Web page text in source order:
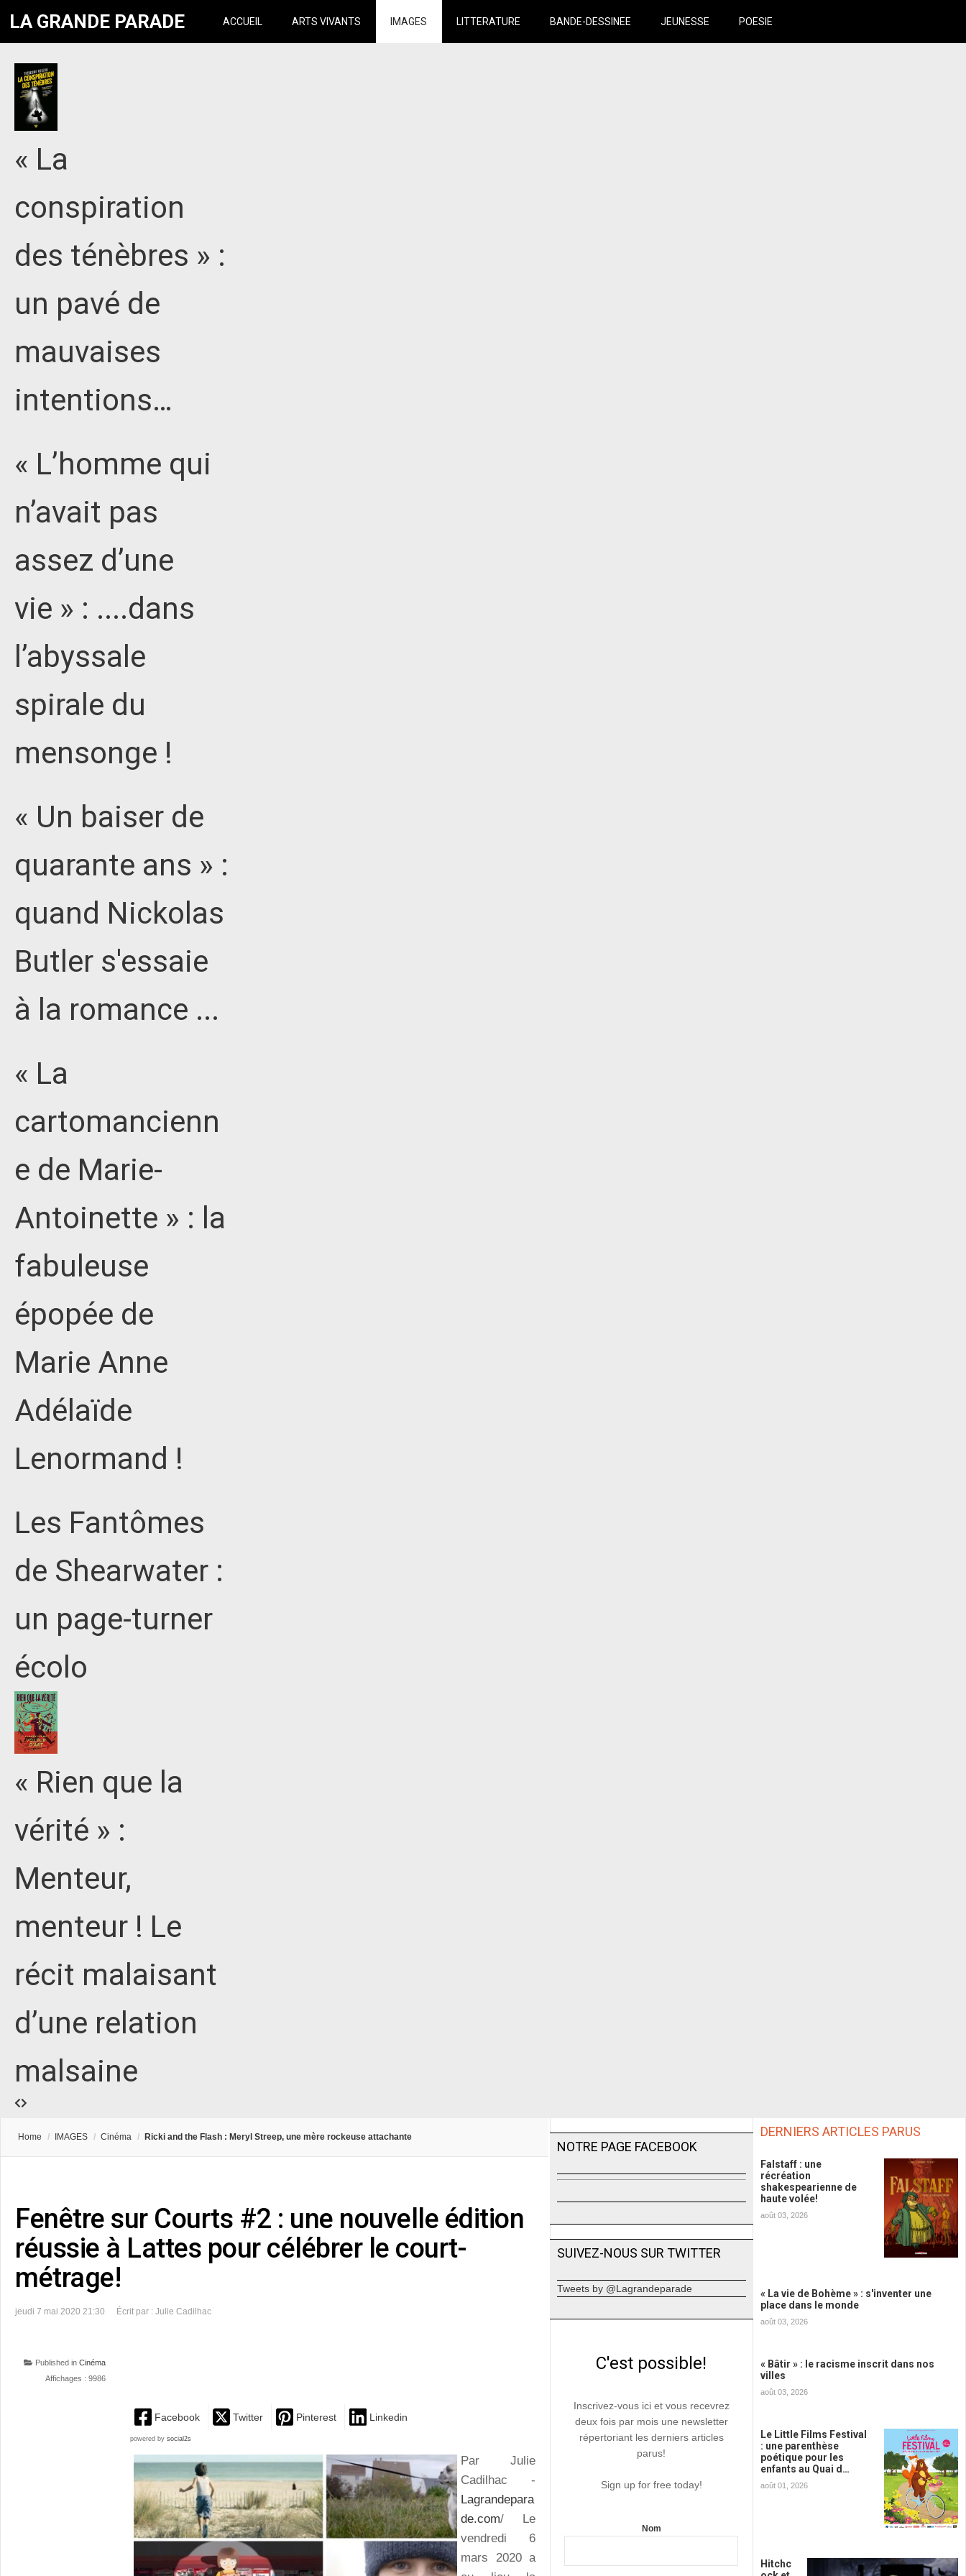
LA GRANDE PARADE ACCUEIL ARTS VIVANTS IMAGES LITTERATURE BANDE-DESSINEE JEUNESSE POESIE
« La
conspiration
des ténèbres » :
un pavé de
mauvaises
intentions…
« L’homme qui
n’avait pas
assez d’une
vie » : ....dans
l’abyssale
spirale du
mensonge !
« Un baiser de
quarante ans » :
quand Nickolas
Butler s'essaie
à la romance ...
« La
cartomancienn
e de Marie-
Antoinette » : la
fabuleuse
épopée de
Marie Anne
Adélaïde
Lenormand !
Les Fantômes
de Shearwater :
un page-turner
écolo
« Rien que la
vérité » :
Menteur,
menteur ! Le
récit malaisant
d’une relation
malsaine
Home / IMAGES / Cinéma / Ricki and the Flash : Meryl Streep, une mère rockeuse attachante
Fenêtre sur Courts #2 : une nouvelle édition
réussie à Lattes pour célébrer le court-
métrage!
jeudi 7 mai 2020 21:30 Écrit par : Julie Cadilhac
Published in Cinéma
Affichages : 9986
Facebook Twitter Pinterest Linkedin
powered by social2s
Par Julie
Cadilhac -
Lagrandepara
de.com/ Le
vendredi 6
mars 2020 a
NOTRE PAGE FACEBOOK
SUIVEZ-NOUS SUR TWITTER
Tweets by @Lagrandeparade
C'est possible!
Inscrivez-vous ici et vous recevrez
deux fois par mois une newsletter
répertoriant les derniers articles
parus!
Sign up for free today!
Nom
DERNIERS ARTICLES PARUS
Falstaff : une
récréation
shakespearienne de
haute volée!
août 03, 2026
« La vie de Bohème » : s'inventer une
place dans le monde
août 03, 2026
« Bâtir » : le racisme inscrit dans nos
villes
août 03, 2026
Le Little Films Festival
: une parenthèse
poétique pour les
enfants au Quai d…
août 01, 2026
Hitchc